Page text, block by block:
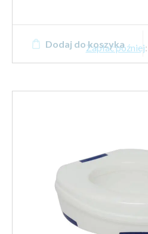
Zapłać później:
Dodaj do koszyka